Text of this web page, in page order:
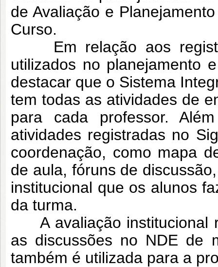
de Avaliação e
Curso.
Em relação aos
utilizados no planejamento
destacar que o Sistema
tem todas as atividades de
para cada professor.
atividades registradas no
coordenação, como mapa
de aula, fóruns de
institucional que os alunos
da turma.
A avaliação institucional
as discussões no NDE de
também é utilizada para a